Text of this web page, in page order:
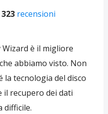
recensioni
Wizard è il migliore
abbiamo visto. Non
tecnologia del disco
il recupero dei dati
difficile.